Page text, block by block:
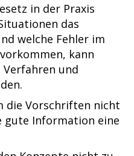
in der Praxis
das
welche Fehler im
kann
und
die Vorschriften nicht
gute Information eine